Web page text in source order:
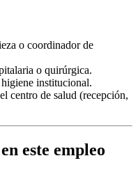
o coordinador de
o quirúrgica.
institucional.
centro de salud (recepción,
este empleo